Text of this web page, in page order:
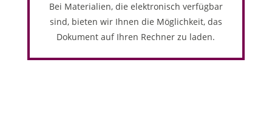
Bei Materialien, die elektronisch verfügbar
sind, bieten wir Ihnen die Möglichkeit, das
Dokument auf Ihren Rechner zu laden.